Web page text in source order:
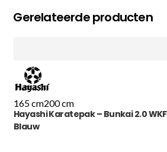
Gerelateerde producten
165 cm200 cm
Hayashi Karatepak – Bunkai 2.0
Blauw